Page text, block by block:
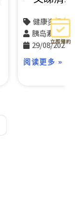
健康资讯,
胰岛素泵
29/08/2023
阅读更多 »